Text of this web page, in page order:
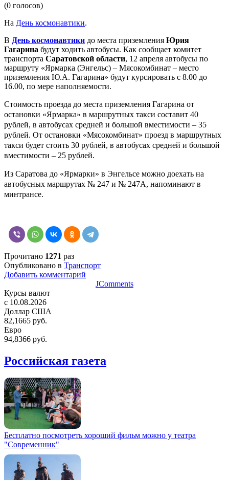
(0 голосов)
На День космонавтики.
В День космонавтики до места приземления Юрия
Гагарина будут ходить автобусы. Как сообщает комитет
транспорта Саратовской области, 12 апреля автобусы по
маршруту «Ярмарка (Энгельс) – Мясокомбинат – место
приземления Ю.А. Гагарина» будут курсировать с 8.00 до
16.00, по мере наполняемости.
Стоимость проезда до места приземления Гагарина от
остановки «Ярмарка» в маршрутных такси составит 40
рублей, в автобусах средней и большой вместимости – 35
рублей. От остановки «Мясокомбинат» проезд в маршрутных
такси будет стоить 30 рублей, в автобусах средней и большой
вместимости – 25 рублей.
Из Саратова до «Ярмарки» в Энгельсе можно доехать на
автобусных маршрутах № 247 и № 247А, напоминают в
минтрансе.
Прочитано 1271 раз
Опубликовано в Транспорт
Добавить комментарий
JComments
Курсы валют
c 10.08.2026
Доллар США
82,1665 руб.
Евро
94,8366 руб.
Российская газета
Бесплатно посмотреть хороший фильм можно у театра
"Современник"